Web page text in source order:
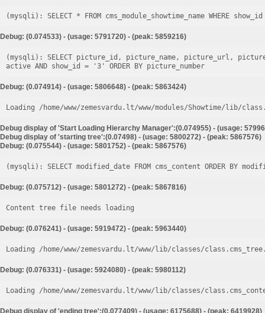
Debug: (0.074533) - (usage: 5791720) - (peak: 5859216)
(mysqli): SELECT picture_id, picture_name, picture_url,
Debug: (0.074914) - (usage: 5806648) - (peak: 5863424)
Loading /home/www/zemesvardu.lt/www/modules/Showtime/lib/
Debug display of 'Start Loading Hierarchy Manager':(0.074955) - (usage:
Debug display of 'starting tree':(0.07498) - (usage: 5800272) - (peak: 5867576)
Debug: (0.075544) - (usage: 5801752) - (peak: 5867576)
Debug: (0.075712) - (usage: 5801272) - (peak: 5867816)
Content tree file needs loading
Debug: (0.076241) - (usage: 5919472) - (peak: 5963440)
Loading /home/www/zemesvardu.lt/www/lib/classes/
Debug: (0.076331) - (usage: 5924080) - (peak: 5980112)
Loading /home/www/zemesvardu.lt/www/lib/classes/
Debug display of 'ending tree':(0.077409) - (usage: 6175688) - (peak: 6419928)